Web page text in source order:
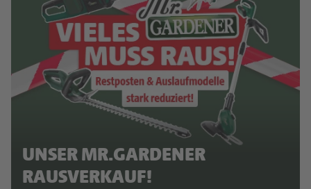
UNSER MR.GARDENER
RAUSVERKAUF!